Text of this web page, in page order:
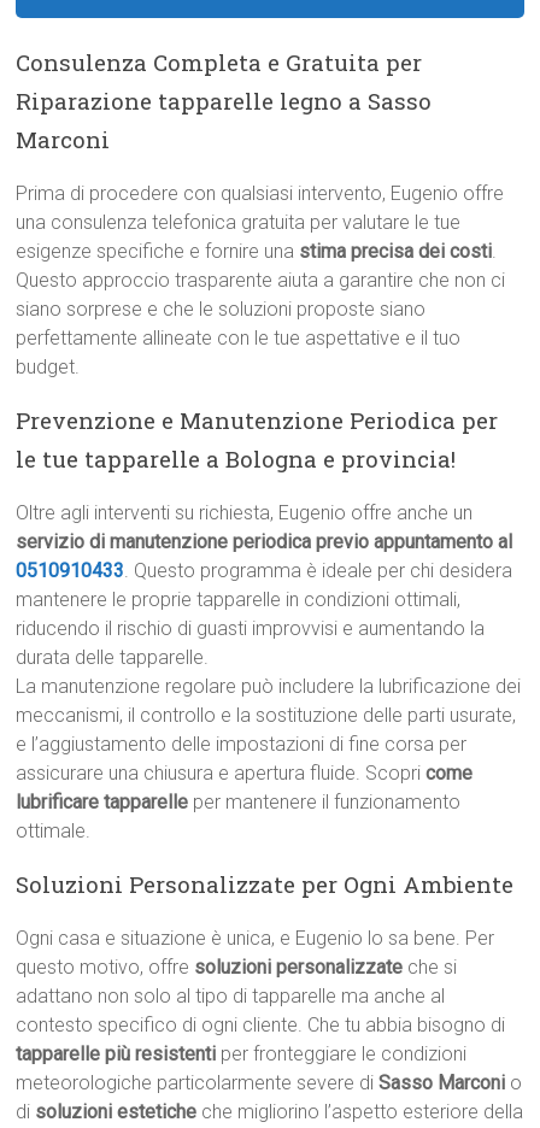
Consulenza Completa e Gratuita per
Riparazione tapparelle legno a Sasso
Marconi
Prima di procedere con qualsiasi intervento, Eugenio offre
una consulenza telefonica gratuita per valutare le tue
esigenze specifiche e fornire una stima precisa dei costi.
Questo approccio trasparente aiuta a garantire che non ci
siano sorprese e che le soluzioni proposte siano
perfettamente allineate con le tue aspettative e il tuo
budget.
Prevenzione e Manutenzione Periodica per
le tue tapparelle a Bologna e provincia!
Oltre agli interventi su richiesta, Eugenio offre anche un
servizio di manutenzione periodica previo appuntamento al
0510910433. Questo programma è ideale per chi desidera
mantenere le proprie tapparelle in condizioni ottimali,
riducendo il rischio di guasti improvvisi e aumentando la
durata delle tapparelle.
La manutenzione regolare può includere la lubrificazione dei
meccanismi, il controllo e la sostituzione delle parti usurate,
e l’aggiustamento delle impostazioni di fine corsa per
assicurare una chiusura e apertura fluide. Scopricome
lubrificare tapparelle per mantenere il funzionamento
ottimale.
Soluzioni Personalizzate per Ogni Ambiente
Ogni casa e situazione è unica, e Eugenio lo sa bene. Per
questo motivo, offre soluzioni personalizzate che si
adattano non solo al tipo di tapparelle ma anche al
contesto specifico di ogni cliente. Che tu abbia bisogno di
tapparelle più resistenti per fronteggiare le condizioni
meteorologiche particolarmente severe diSasso Marconi o
di soluzioni estetiche che migliorino l’aspetto esteriore della